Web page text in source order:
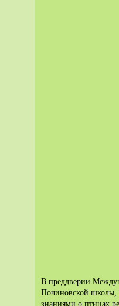
В преддверии
Починовской школы,
знаниями о птицах